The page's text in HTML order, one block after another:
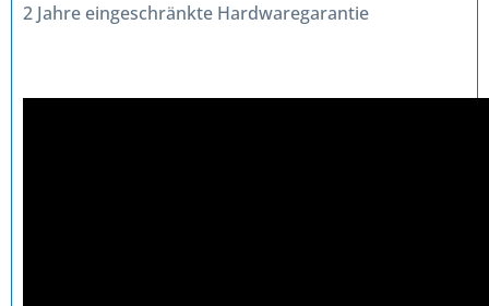
2 Jahre eingeschränkte Hardwaregarantie